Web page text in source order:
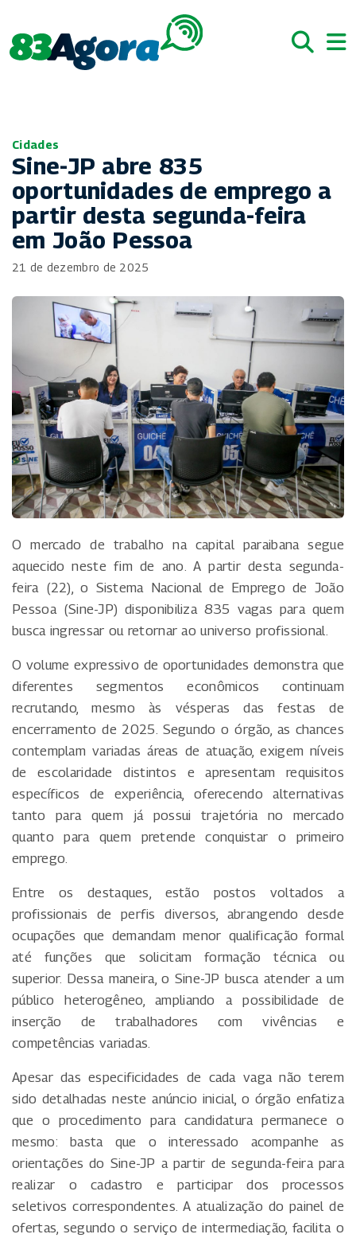
Cidades
Sine-JP abre 835
oportunidades de emprego a
partir desta segunda-feira
em João Pessoa
21 de dezembro de 2025
O mercado de trabalho na capital paraibana segue
aquecido neste fim de ano. A partir desta segunda-
feira (22), o Sistema Nacional de Emprego de João
Pessoa (Sine-JP) disponibiliza 835 vagas para quem
busca ingressar ou retornar ao universo profissional.
O volume expressivo de oportunidades demonstra que
diferentes segmentos econômicos continuam
recrutando, mesmo às vésperas das festas de
encerramento de 2025. Segundo o órgão, as chances
contemplam variadas áreas de atuação, exigem níveis
de escolaridade distintos e apresentam requisitos
específicos de experiência, oferecendo alternativas
tanto para quem já possui trajetória no mercado
quanto para quem pretende conquistar o primeiro
emprego.
Entre os destaques, estão postos voltados a
profissionais de perfis diversos, abrangendo desde
ocupações que demandam menor qualificação formal
até funções que solicitam formação técnica ou
superior. Dessa maneira, o Sine-JP busca atender a um
público heterogêneo, ampliando a possibilidade de
inserção de trabalhadores com vivências e
competências variadas.
Apesar das especificidades de cada vaga não terem
sido detalhadas neste anúncio inicial, o órgão enfatiza
que o procedimento para candidatura permanece o
mesmo: basta que o interessado acompanhe as
orientações do Sine-JP a partir de segunda-feira para
realizar o cadastro e participar dos processos
seletivos correspondentes. A atualização do painel de
ofertas, segundo o serviço de intermediação, facilita o